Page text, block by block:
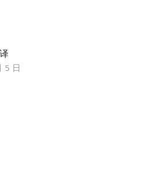
5 日